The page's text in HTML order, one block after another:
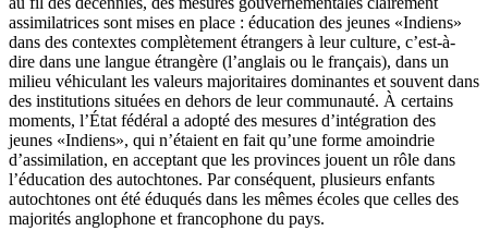
assimilatrices sont mises en place : éducation des jeunes «Indiens»
dans des contextes complètement étrangers à leur culture, c’est-à-
dire dans une langue étrangère (l’anglais ou le français), dans un
milieu véhiculant les valeurs majoritaires dominantes et souvent dans
des institutions situées en dehors de leur communauté. À certains
moments, l’État fédéral a adopté des mesures d’intégration des
jeunes «Indiens», qui n’étaient en fait qu’une forme amoindrie
d’assimilation, en acceptant que les provinces jouent un rôle dans
l’éducation des autochtones. Par conséquent, plusieurs enfants
autochtones ont été éduqués dans les mêmes écoles que celles des
majorités anglophone et francophone du pays.